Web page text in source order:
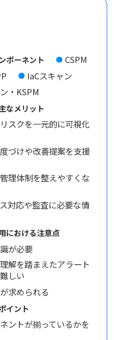
ポーネント
CSPM
IaCスキャン
・KSPM
なメリット
スクを一元的に可視化
づけや改善提案を支援
理体制を整えやすくな
対応や監査に必要な情
における注意点
が必要
解を踏まえたアラート
しい
求められる
イント
ントが揃っているかを